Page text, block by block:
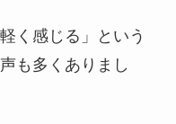
く感じる」という
も多くありまし